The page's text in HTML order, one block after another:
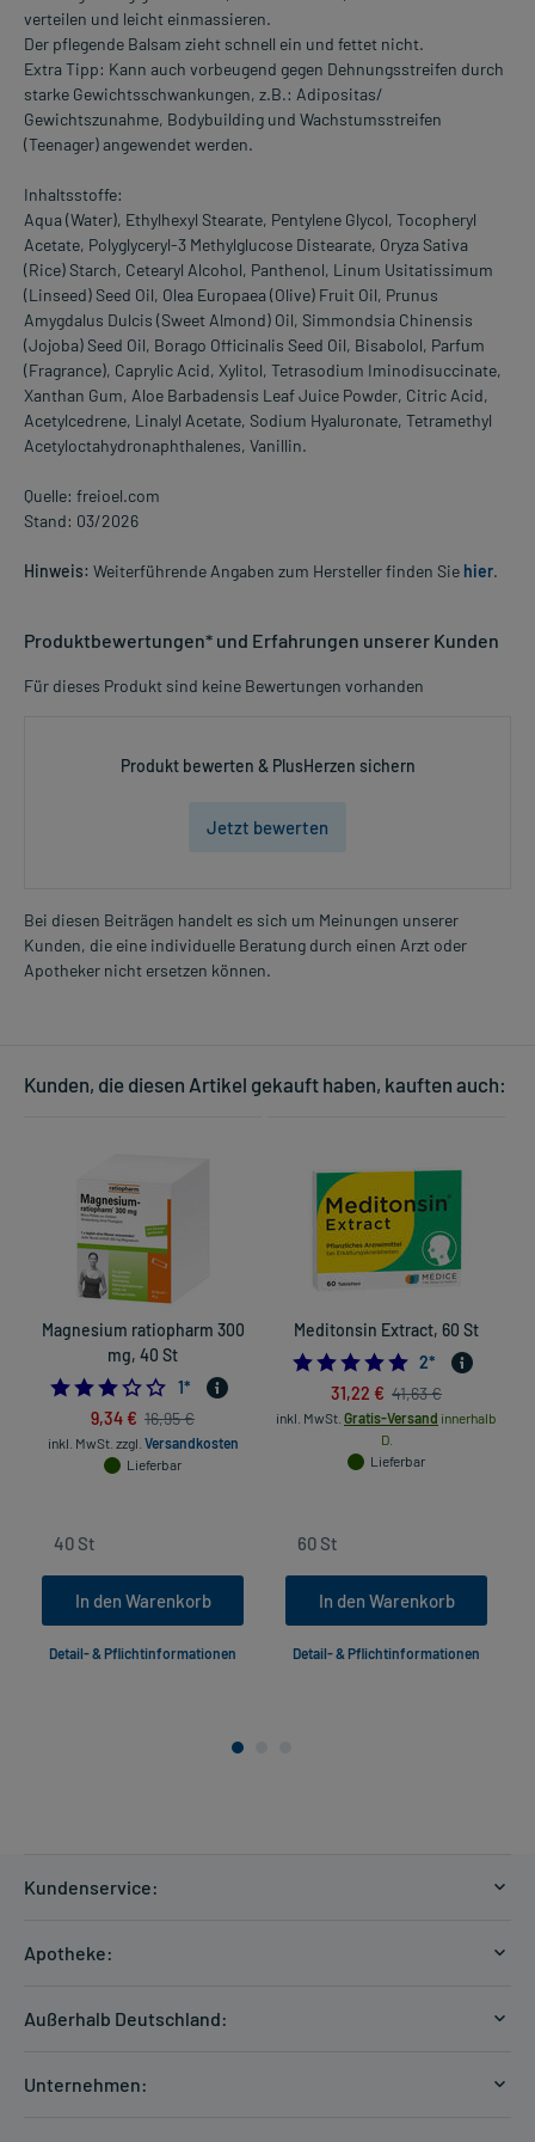
verteilen und leicht einmassieren.
Der pflegende Balsam zieht schnell ein und fettet nicht.
Extra Tipp: Kann auch vorbeugend gegen Dehnungsstreifen durch
starke Gewichtsschwankungen, z.B.: Adipositas/
Gewichtszunahme, Bodybuilding und Wachstumsstreifen
(Teenager) angewendet werden.
Inhaltsstoffe:
Aqua (Water), Ethylhexyl Stearate, Pentylene Glycol, Tocopheryl
Acetate, Polyglyceryl-3 Methylglucose Distearate, Oryza Sativa
(Rice) Starch, Cetearyl Alcohol, Panthenol, Linum Usitatissimum
(Linseed) Seed Oil, Olea Europaea (Olive) Fruit Oil, Prunus
Amygdalus Dulcis (Sweet Almond) Oil, Simmondsia Chinensis
(Jojoba) Seed Oil, Borago Officinalis Seed Oil, Bisabolol, Parfum
(Fragrance), Caprylic Acid, Xylitol, Tetrasodium Iminodisuccinate,
Xanthan Gum, Aloe Barbadensis Leaf Juice Powder, Citric Acid,
Acetylcedrene, Linalyl Acetate, Sodium Hyaluronate, Tetramethyl
Acetyloctahydronaphthalenes, Vanillin.
Quelle: freioel.com
Stand: 03/2026
Hinweis: Weiterführende Angaben zum Hersteller finden Sie hier.
Produktbewertungen* und Erfahrungen unserer Kunden
Für dieses Produkt sind keine Bewertungen vorhanden
Produkt bewerten & PlusHerzen sichern
Jetzt bewerten
Bei diesen Beiträgen handelt es sich um Meinungen unserer
Kunden, die eine individuelle Beratung durch einen Arzt oder
Apotheker nicht ersetzen können.
Kunden, die diesen Artikel gekauft haben, kauften auch:
Magnesium ratiopharm 300
mg, 40 St
3.0
1*
9,34 € 16,95 €
inkl. MwSt. zzgl. Versandkosten
Lieferbar
In den Warenkorb
Detail- & Pflichtinformationen
Meditonsin Extract, 60 St
5.0
2*
31,22 € 41,63 €
inkl. MwSt. Gratis-Versand innerhalb
D.
Lieferbar
In den Warenkorb
Detail- & Pflichtinformationen
Kundenservice:
Hilfe
Apotheke:
Außerhalb Deutschland:
Unternehmen: